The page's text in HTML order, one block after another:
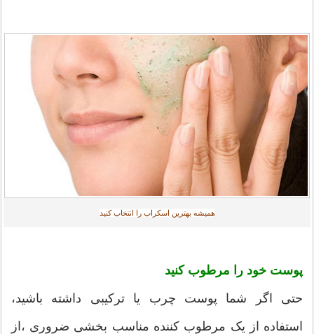
همیشه بهترین اسکراب را انتخاب کنید‎
پوست خود را مرطوب کنید
حتی اگر شما پوست چرب یا ترکیبی داشته باشید،
استفاده از یک مرطوب کننده مناسب بخشی ضروری ،از